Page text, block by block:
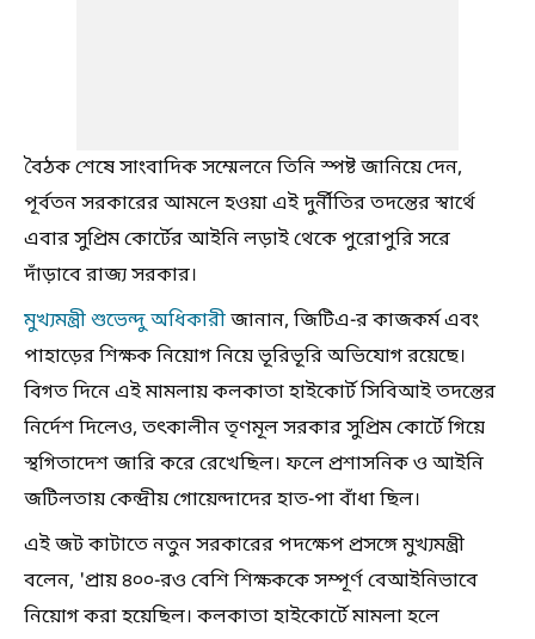
বৈঠক শেষে সাংবাদিক সম্মেলনে তিনি স্পষ্ট জানিয়ে দেন,
পূর্বতন সরকারের আমলে হওয়া এই দুর্নীতির তদন্তের স্বার্থে
এবার সুপ্রিম কোর্টের আইনি লড়াই থেকে পুরোপুরি সরে
দাঁড়াবে রাজ্য সরকার।
মুখ্যমন্ত্রী শুভেন্দু অধিকারীজানান, জিটিএ-র কাজকর্ম এবং
পাহাড়ের শিক্ষক নিয়োগ নিয়ে ভূরিভূরি অভিযোগ রয়েছে।
বিগত দিনে এই মামলায় কলকাতা হাইকোর্ট সিবিআই তদন্তের
নির্দেশ দিলেও, তৎকালীন তৃণমূল সরকার সুপ্রিম কোর্টে গিয়ে
স্থগিতাদেশ জারি করে রেখেছিল। ফলে প্রশাসনিক ও আইনি
জটিলতায় কেন্দ্রীয় গোয়েন্দাদের হাত-পা বাঁধা ছিল।
এই জট কাটাতে নতুন সরকারের পদক্ষেপ প্রসঙ্গে মুখ্যমন্ত্রী
বলেন, 'প্রায় ৪০০-রও বেশি শিক্ষককে সম্পূর্ণ বেআইনিভাবে
নিয়োগ করা হয়েছিল। কলকাতা হাইকোর্টে মামলা হলে